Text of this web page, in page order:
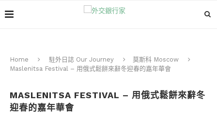
Home 駐外日誌 Our Journey
莫斯科 Moscow
Maslenitsa Festival – 用俄式鬆餅來辭冬迎春的嘉年華會
MASLENITSA FESTIVAL – 用俄式鬆餅來辭冬
迎春的嘉年華會